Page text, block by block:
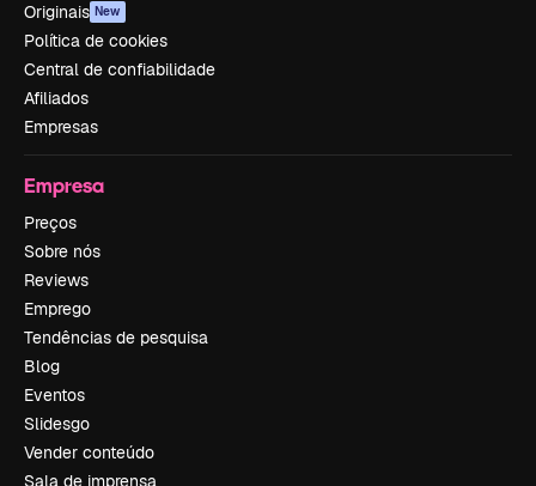
Originais New
Política de cookies
Central de confiabilidade
Afiliados
Empresas
Empresa
Preços
Sobre nós
Reviews
Emprego
Tendências de pesquisa
Blog
Eventos
Slidesgo
Vender conteúdo
Sala de imprensa